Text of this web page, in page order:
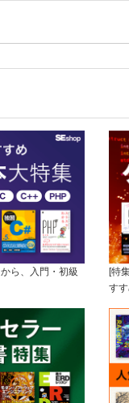
ら、入門・初級
[特
す